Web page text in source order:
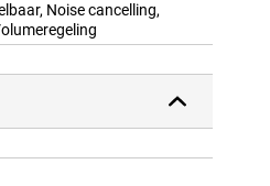
Noise cancelling,